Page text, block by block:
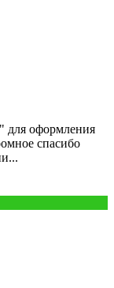
для оформления
спасибо